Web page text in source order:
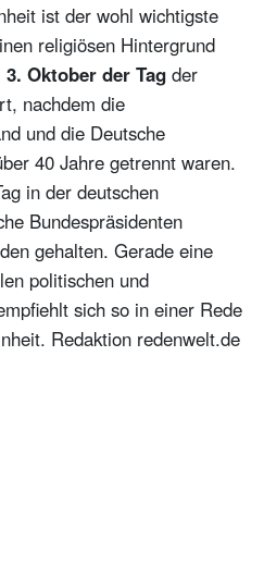
ist der wohl wichtigste
religiösen Hintergrund
3. Oktober der Tag der
nachdem die
und die Deutsche
40 Jahre getrennt waren.
in der deutschen
Bundespräsidenten
gehalten. Gerade eine
politischen und
sich so in einer Rede
Redaktion redenwelt.de